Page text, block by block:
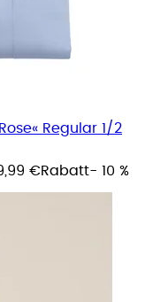
Regular 1/2
€Rabatt- 10 %